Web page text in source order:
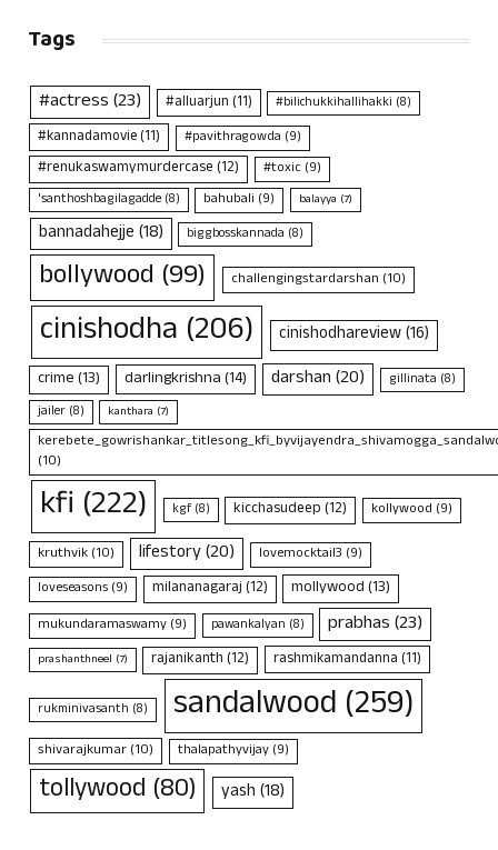
Tags
#actress(23) #alluarjun(11) #bilichukkihallihakki (8)
#kannadamovie(11) #pavithragowda (9)
#renukaswamymurdercase(12) #toxic(9)
'santhoshbagilagadde (8) bahubali (9) balayya (7)
bannadahejje(18) biggbosskannada (8)
bollywood (99) challengingstardarshan (10)
cinishodha (206) cinishodhareview(16)
crime(13) darlingkrishna(14) darshan(20) gillinata (8)
jailer (8) kanthara (7)
(10)
kfi (222) kgf(8) kicchasudeep(12) kollywood (9)
kruthvik(10) lifestory(20) lovemocktail3 (9)
loveseasons (9) milananagaraj(12) mollywood(13)
mukundaramaswamy (9) pawankalyan (8) prabhas(23)
prashanthneel (7) rajanikanth(12) rashmikamandanna(11)
rukminivasanth (8) sandalwood (259)
shivarajkumar(10) thalapathyvijay(9)
tollywood (80) yash(18)